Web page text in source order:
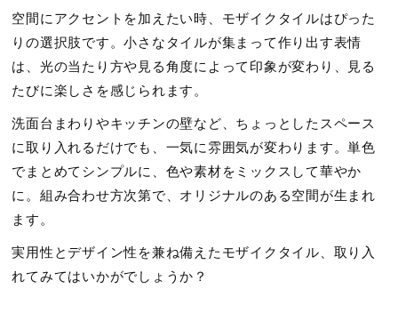
空間にアクセントを加えたい時、モザイクタイルはぴった
りの選択肢です。小さなタイルが集まって作り出す表情
は、光の当たり方や見る角度によって印象が変わり、見る
たびに楽しさを感じられます。
洗面台まわりやキッチンの壁など、ちょっとしたスペース
に取り入れるだけでも、一気に雰囲気が変わります。単色
でまとめてシンプルに、色や素材をミックスして華やか
に。組み合わせ方次第で、オリジナルのある空間が生まれ
ます。
実用性とデザイン性を兼ね備えたモザイクタイル、取り入
れてみてはいかがでしょうか？